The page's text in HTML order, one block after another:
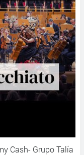
Cash- Grupo Talía